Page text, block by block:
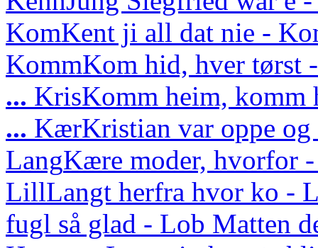
KomKent ji all dat nie -
KommKom hid, hver tørst
... KrisKomm heim, komm
... KærKristian var oppe
LangKære moder, hvorfor
LillLangt herfra hvor ko -
fugl så glad - Lob Matten